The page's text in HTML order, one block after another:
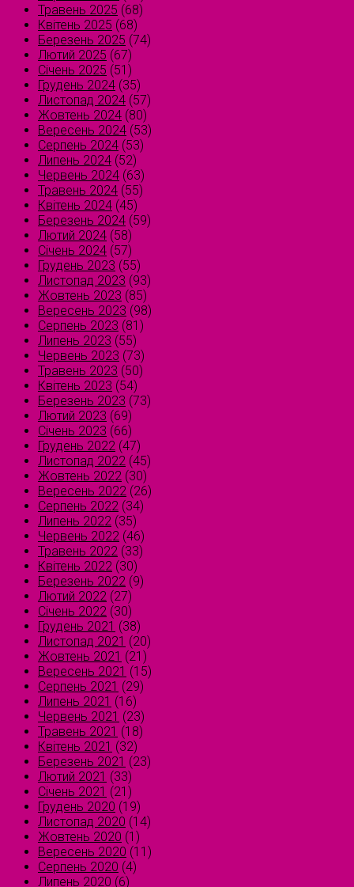
Травень 2025 (68)
Квітень 2025 (68)
Березень 2025 (74)
Лютий 2025 (67)
Січень 2025 (51)
Грудень 2024 (35)
Листопад 2024 (57)
Жовтень 2024 (80)
Вересень 2024 (53)
Серпень 2024 (53)
Липень 2024 (52)
Червень 2024 (63)
Травень 2024 (55)
Квітень 2024 (45)
Березень 2024 (59)
Лютий 2024 (58)
Січень 2024 (57)
Грудень 2023 (55)
Листопад 2023 (93)
Жовтень 2023 (85)
Вересень 2023 (98)
Серпень 2023 (81)
Липень 2023 (55)
Червень 2023 (73)
Травень 2023 (50)
Квітень 2023 (54)
Березень 2023 (73)
Лютий 2023 (69)
Січень 2023 (66)
Грудень 2022 (47)
Листопад 2022 (45)
Жовтень 2022 (30)
Вересень 2022 (26)
Серпень 2022 (34)
Липень 2022 (35)
Червень 2022 (46)
Травень 2022 (33)
Квітень 2022 (30)
Березень 2022 (9)
Лютий 2022 (27)
Січень 2022 (30)
Грудень 2021 (38)
Листопад 2021 (20)
Жовтень 2021 (21)
Вересень 2021 (15)
Серпень 2021 (29)
Липень 2021 (16)
Червень 2021 (23)
Травень 2021 (18)
Квітень 2021 (32)
Березень 2021 (23)
Лютий 2021 (33)
Січень 2021 (21)
Грудень 2020 (19)
Листопад 2020 (14)
Жовтень 2020 (1)
Вересень 2020 (11)
Серпень 2020 (4)
Липень 2020 (6)